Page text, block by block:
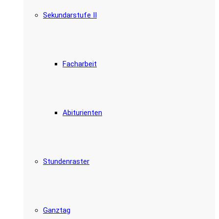
Sekundarstufe II
Facharbeit
Abiturienten
Stundenraster
Ganztag